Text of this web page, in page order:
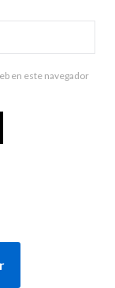
en este navegador